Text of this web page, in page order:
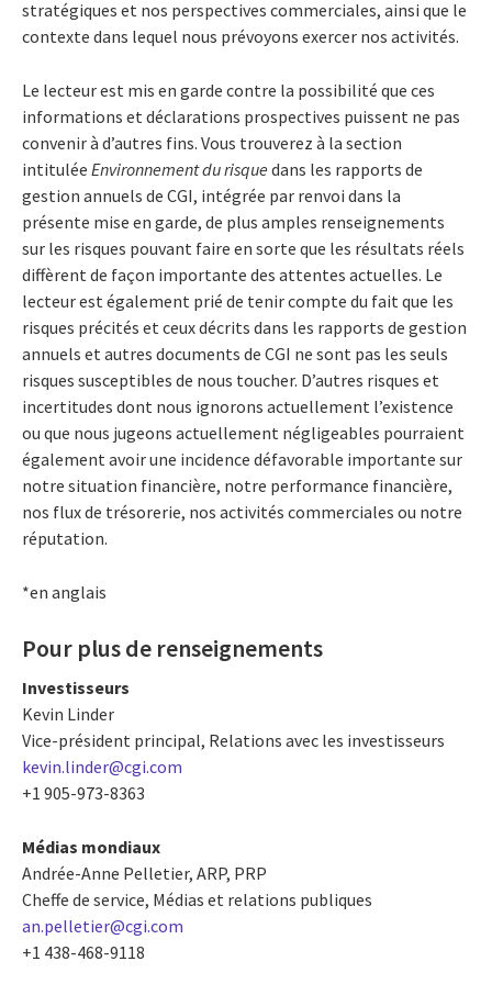
stratégiques et nos perspectives commerciales, ainsi que le
contexte dans lequel nous prévoyons exercer nos activités.
Le lecteur est mis en garde contre la possibilité que ces
informations et déclarations prospectives puissent ne pas
convenir à d’autres fins. Vous trouverez à la section
intitulée Environnement du risque dans les rapports de
gestion annuels de CGI, intégrée par renvoi dans la
présente mise en garde, de plus amples renseignements
sur les risques pouvant faire en sorte que les résultats réels
diffèrent de façon importante des attentes actuelles. Le
lecteur est également prié de tenir compte du fait que les
risques précités et ceux décrits dans les rapports de gestion
annuels et autres documents de CGI ne sont pas les seuls
risques susceptibles de nous toucher. D’autres risques et
incertitudes dont nous ignorons actuellement l’existence
ou que nous jugeons actuellement négligeables pourraient
également avoir une incidence défavorable importante sur
notre situation financière, notre performance financière,
nos flux de trésorerie, nos activités commerciales ou notre
réputation.
*en anglais
Pour plus de renseignements
Investisseurs
Kevin Linder
Vice-président principal, Relations avec les investisseurs
kevin.linder@cgi.com
+1 905-973-8363
Médias mondiaux
Andrée-Anne Pelletier, ARP, PRP
Cheffe de service, Médias et relations publiques
an.pelletier@cgi.com
+1 438-468-9118